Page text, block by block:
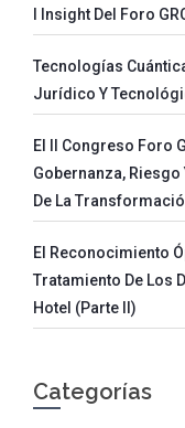
I Insight Del Foro
Tecnologías
Jurídico Y
El II Congreso Foro
Gobernanza,
De La
El Reconocimiento
Tratamiento De Los
Hotel (parte II)
Categorías